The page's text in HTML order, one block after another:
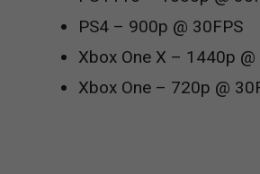
PS4 – 900p @ 30FPS
Xbox One X – 1440p @
Xbox One – 720p @